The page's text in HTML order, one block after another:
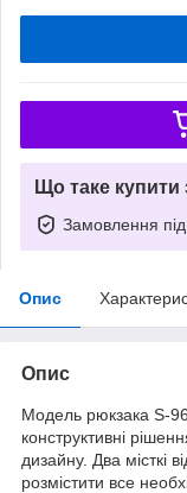
Що таке
Замовлення
Опис
Опис
Модель рюкзака S-
конструктивні
дизайну. Два місткі
розмістити все